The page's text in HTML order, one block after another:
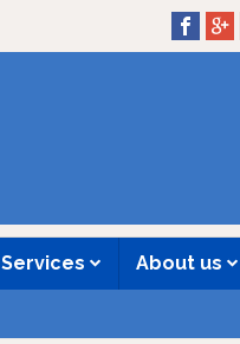
Services About us